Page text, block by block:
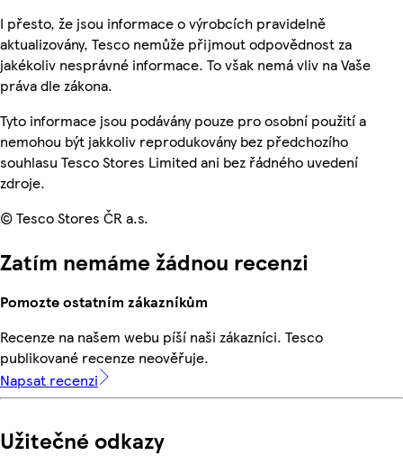
I přesto, že jsou informace o výrobcích pravidelně
aktualizovány, Tesco nemůže přijmout odpovědnost za
jakékoliv nesprávné informace. To však nemá vliv na Vaše
práva dle zákona.
Tyto informace jsou podávány pouze pro osobní použití a
nemohou být jakkoliv reprodukovány bez předchozího
souhlasu Tesco Stores Limited ani bez řádného uvedení
zdroje.
© Tesco Stores ČR a.s.
Zatím nemáme žádnou recenzi
Pomozte ostatním zákazníkům
Recenze na našem webu píší naši zákazníci. Tesco
publikované recenze neověřuje.
Napsat recenzi
Užitečné odkazy